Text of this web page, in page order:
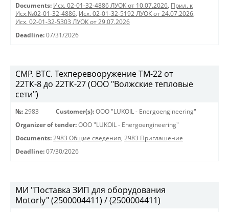
Documents: Исх. 02-01-32-4886 ЛУОК от 10.07.2026, Прил. к
Исх.№02-01-32-4886, Исх. 02-01-32-5192 ЛУОК от 24.07.2026,
Исх. 02-01-32-5303 ЛУОК от 29.07.2026
Deadline: 07/31/2026
СМР. ВТС. Техперевооружение ТМ-22 от
22ТК-8 до 22ТК-27 (ООО "Волжские тепловые
сети")
№: 2983 Customer(s): OOO "LUKOIL - Energoengineering"
Organizer of tender: OOO "LUKOIL - Energoengineering"
Documents: 2983 Общие сведения, 2983 Приглашение
Deadline: 07/30/2026
МИ "Поставка ЗИП для оборудования
Motorly" (2500004411) / (2500004411)